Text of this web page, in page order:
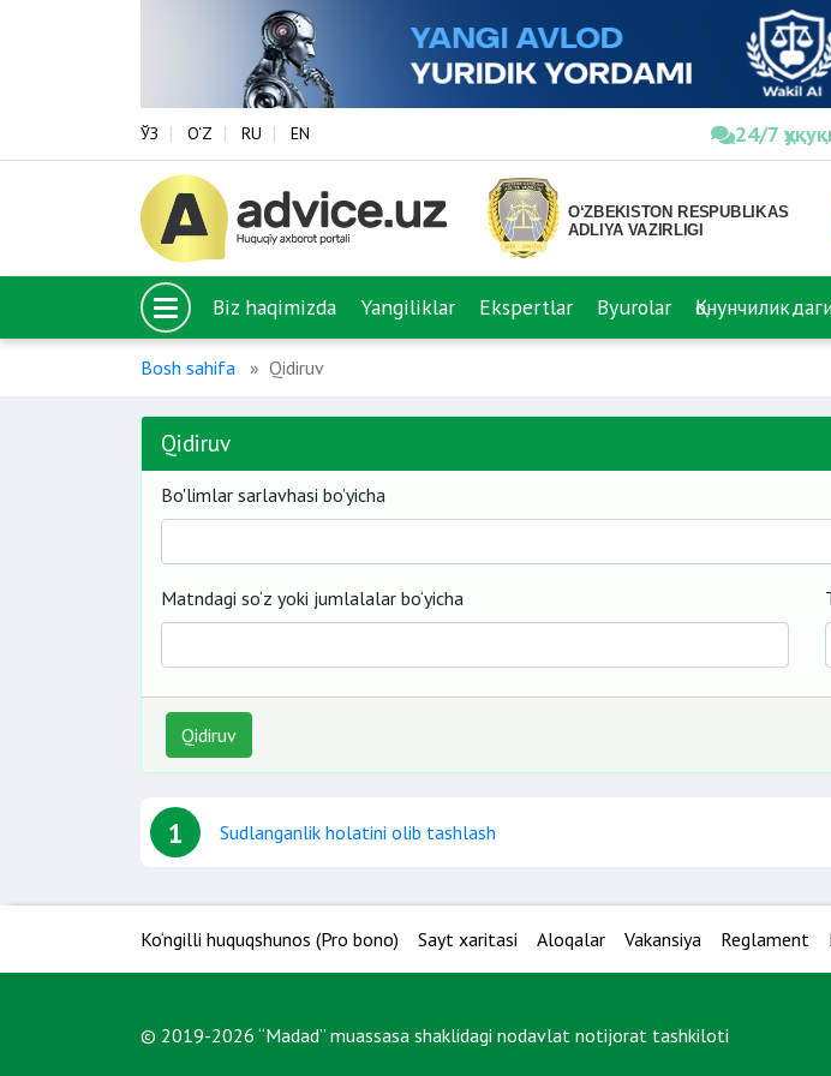
ЎЗ O‘Z RU EN 24/7
Biz haqimizda Yangiliklar Ekspertlar Byurolar
Bosh sahifa Qidiruv
Qidiruv
Bo'limlar sarlavhasi bo’yicha
Matndagi so‘z yoki jumlalalar bo‘yicha
Qidiruv
1 Sudlanganlik holatini olib tashlash
Ko‘ngilli huquqshunos (Pro bono) Sayt xaritasi Aloqalar Vakansiya Reglament
© 2019-2026 “Madad” muassasa shaklidagi nodavlat notijorat tashkiloti